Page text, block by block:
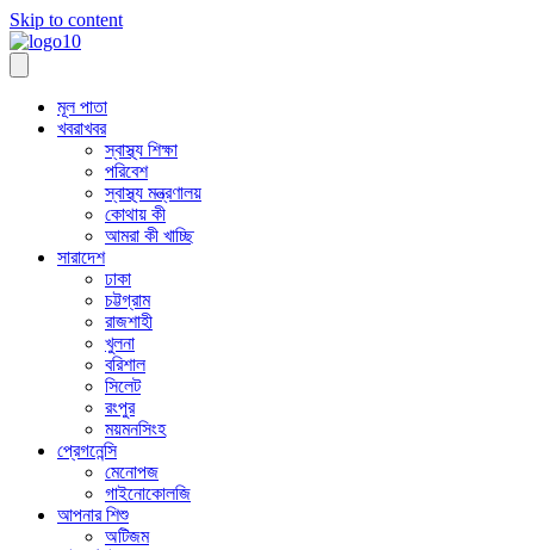
Skip to content
মূল পাতা
খবরাখবর
স্বাস্থ্য শিক্ষা
পরিবেশ
স্বাস্থ্য মন্ত্রণালয়
কোথায় কী
আমরা কী খাচ্ছি
সারাদেশ
ঢাকা
চট্টগ্রাম
রাজশাহী
খুলনা
বরিশাল
সিলেট
রংপুর
ময়মনসিংহ
প্রেগনেন্সি
মেনোপজ
গাইনোকোলজি
আপনার শিশু
অটিজম